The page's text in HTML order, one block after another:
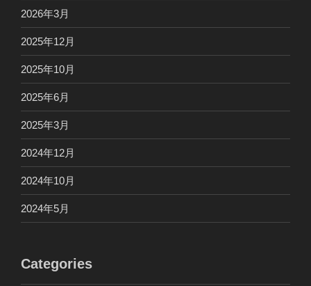
2026年3月
2025年12月
2025年10月
2025年6月
2025年3月
2024年12月
2024年10月
2024年5月
Categories